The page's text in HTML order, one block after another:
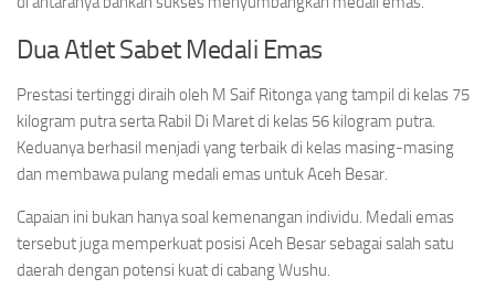
Dua Atlet Sabet Medali Emas
Prestasi tertinggi diraih oleh M Saif Ritonga yang tampil di kelas 75
kilogram putra serta Rabil Di Maret di kelas 56 kilogram putra.
Keduanya berhasil menjadi yang terbaik di kelas masing-masing
dan membawa pulang medali emas untuk Aceh Besar.
Capaian ini bukan hanya soal kemenangan individu. Medali emas
tersebut juga memperkuat posisi Aceh Besar sebagai salah satu
daerah dengan potensi kuat di cabang Wushu.